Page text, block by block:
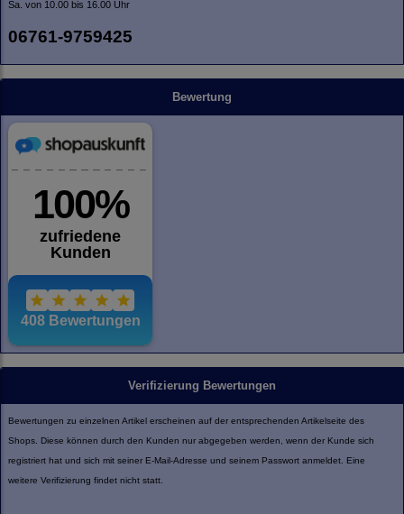
Sa. von 10.00 bis 16.00 Uhr
06761-9759425
Bewertung
Verifizierung Bewertungen
Bewertungen zu einzelnen Artikel erscheinen auf der entsprechenden Artikelseite des
Shops. Diese können durch den Kunden nur abgegeben werden, wenn der Kunde sich
registriert hat und sich mit seiner E-Mail-Adresse und seinem Passwort anmeldet. Eine
weitere Verifizierung findet nicht statt.